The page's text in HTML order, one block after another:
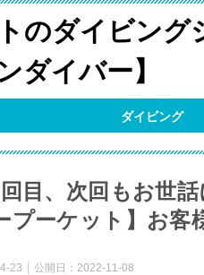
のダイビング
ダイバー】
ダイビング
目、次回もお世
プーケット】お客
23 公開日： 2022-11-08